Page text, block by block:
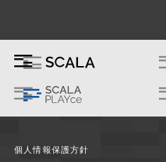
個人情報保護方針